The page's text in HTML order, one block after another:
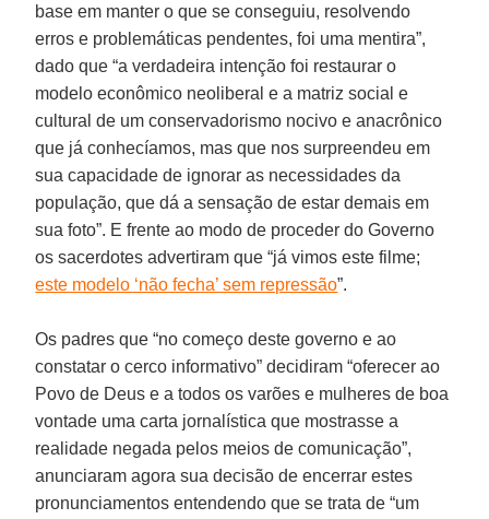
base em manter o que se conseguiu, resolvendo
erros e problemáticas pendentes, foi uma mentira”,
dado que “a verdadeira intenção foi restaurar o
modelo econômico neoliberal e a matriz social e
cultural de um conservadorismo nocivo e anacrônico
que já conhecíamos, mas que nos surpreendeu em
sua capacidade de ignorar as necessidades da
população, que dá a sensação de estar demais em
sua foto”. E frente ao modo de proceder do Governo
os sacerdotes advertiram que “já vimos este filme;
este modelo ‘não fecha’ sem repressão”.
Os padres que “no começo deste governo e ao
constatar o cerco informativo” decidiram “oferecer ao
Povo de Deus e a todos os varões e mulheres de boa
vontade uma carta jornalística que mostrasse a
realidade negada pelos meios de comunicação”,
anunciaram agora sua decisão de encerrar estes
pronunciamentos entendendo que se trata de “um